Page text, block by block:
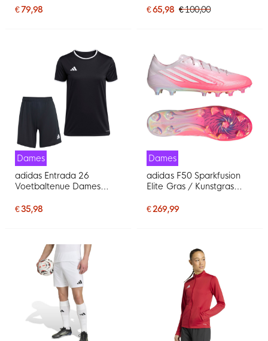
€ 79,98
Donkerblauw
€ 65,98 € 100,00
Dames
adidas Entrada 26
Voetbaltenue Dames
€ 35,98
Dames
adidas F50 Sparkfusion
Elite Gras / Kunstgras
Dames Roze Wit
€ 269,99